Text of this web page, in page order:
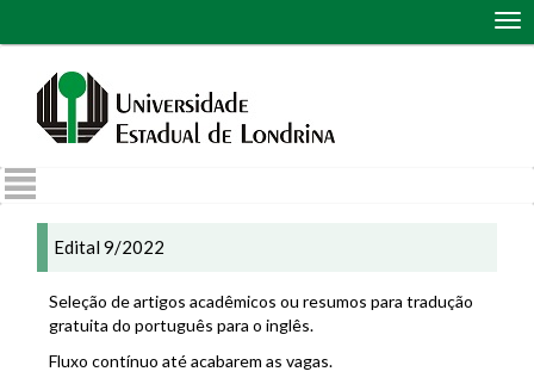
Edital 9/2022
Seleção de artigos acadêmicos ou resumos para tradução
gratuita do português para o inglês.
Fluxo contínuo até acabarem as vagas.